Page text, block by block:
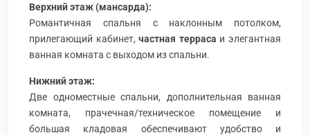
Верхний этаж (мансарда):
Романтичная спальня с наклонным потолком,
прилегающий кабинет,частная терраса и элегантная
ванная комната с выходом из спальни.
Нижний этаж:
Две одноместные спальни, дополнительная ванная
комната, прачечная/техническое помещение и
большая кладовая обеспечивают удобство и